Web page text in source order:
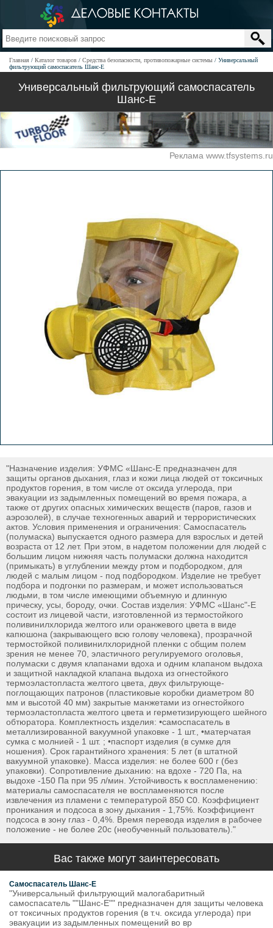
Главная Каталог товаров Средства безопасности, противопожарные системы
Универсальный
фильтрующий самоспасатель Шанс-Е
Универсальный фильтрующий самоспасатель
Шанс-Е
Реклама www.tfsystems.ru
"Назначение изделия: УФМС «Шанс-Е предназначен для
защиты органов дыхания, глаз и кожи лица людей от токсичных
продуктов горения, в том числе от оксида углерода, при
эвакуации из задымленных помещений во время пожара, а
также от других опасных химических веществ (паров, газов и
аэрозолей), в случае техногенных аварий и террористических
актов. Условия применения и ограничения: Самоспасатель
(полумаска) выпускается одного размера для взрослых и детей
возраста от 12 лет. При этом, в надетом положении для людей с
большим лицом нижняя часть полумаски должна находится
(примыкать) в углублении между ртом и подбородком, для
людей с малым лицом - под подбородком. Изделие не требует
подбора и подгонки по размерам, и может использоваться
людьми, в том числе имеющими объемную и длинную
прическу, усы, бороду, очки. Состав изделия: УФМС «Шанс"-Е
состоит из лицевой части, изготовленной из термостойкого
поливинилхлорида желтого или оранжевого цвета в виде
капюшона (закрывающего всю голову человека), прозрачной
термостойкой поливинилхлоридной пленки с общим полем
зрения не менее 70, эластичного регулируемого оголовья,
полумаски с двумя клапанами вдоха и одним клапаном выдоха
и защитной накладкой клапана выдоха из огнестойкого
термоэластопласта желтого цвета, двух фильтрующе-
поглощающих патронов (пластиковые коробки диаметром 80
мм и высотой 40 мм) закрытые манжетами из огнестойкого
термоэластопласта желтого цвета и герметизирующего шейного
обтюратора. Комплектность изделия: •самоспасатель в
металлизированной вакуумной упаковке - 1 шт., •матерчатая
сумка с молнией - 1 шт. ; •паспорт изделия (в сумке для
ношения). Срок гарантийного хранения: 5 лет (в штатной
вакуумной упаковке). Масса изделия: не более 600 г (без
упаковки). Сопротивление дыханию: на вдохе - 720 Па, на
выдохе -150 Па при 95 л/мин. Устойчивость к воспламенению:
материалы самоспасателя не воспламеняются после
извлечения из пламени с температурой 850 С0. Коэффициент
проникания и подсоса в зону дыхания - 1,75%. Коэффициент
подсоса в зону глаз - 0,4%. Время перевода изделия в рабочее
положение - не более 20с (необученный пользователь)."
Вас также могут заинтересовать
Самоспасатель Шанс-Е
"Универсальный фильтрующий малогабаритный
самоспасатель ""Шанс-Е"" предназначен для защиты человека
от токсичных продуктов горения (в т.ч. оксида углерода) при
эвакуации из задымленных помещений во вр